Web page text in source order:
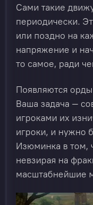
Сами такие
периодически.
или поздно на
напряжение и
то самое, ради
Появляются
Ваша задача —
игроками их
игроки, и нужно
Изюминка в том,
невзирая на
масштабнейшие